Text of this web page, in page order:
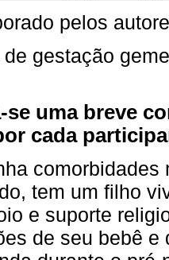
pelos
gestação
se uma breve
cada
tem um filho
e suporte
de seu bebê